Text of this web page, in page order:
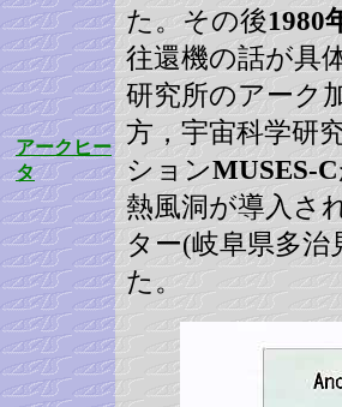
アークヒー
タ
た。その後1980
往還機の話が具
研究所のアーク
方，宇宙科学研
ションMUSES-C
熱風洞が導入さ
ター(岐阜県多治
た。